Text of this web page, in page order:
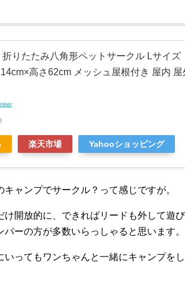
りたたみ八角形ペットサークル Lサイズ
高さ62cm メッシュ屋根付き 屋内 屋
楽天市場 Yahooショッピング
ャンプでサークル？って感じですが。
け開放的に、できればリードも外して遊
ーの方が多数いらっしゃると思います。
ってもワンちゃんと一緒にキャンプを